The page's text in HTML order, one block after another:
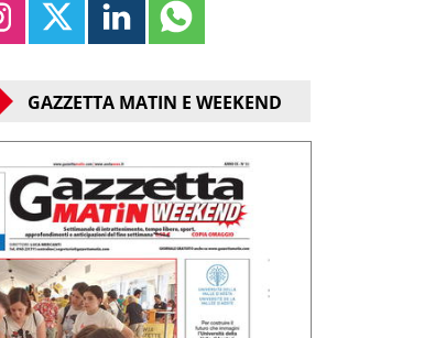
GAZZETTA MATIN E WEEKEND